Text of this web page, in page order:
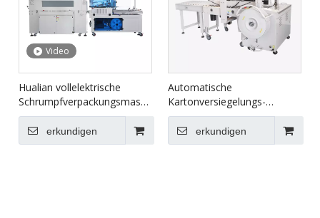
Video
Hualian vollelektrische
Schrumpfverpackungsmaschine
BSF-5640LG+BS-5030X
erkundigen
Automatische
Kartonversiegelungs-
Umreifungsverpackungslinie
XFK-1Cerkundigen